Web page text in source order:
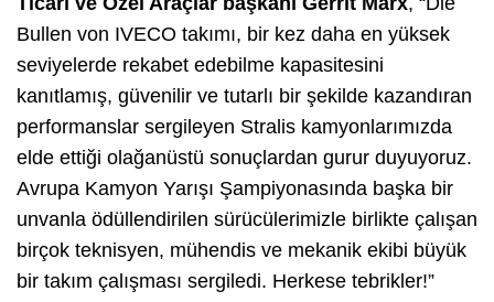
Bullen von IVECO takımı, bir kez daha en yüksek
seviyelerde rekabet edebilme kapasitesini
kanıtlamış, güvenilir ve tutarlı bir şekilde kazandıran
performanslar sergileyen Stralis kamyonlarımızda
elde ettiği olağanüstü sonuçlardan gurur duyuyoruz.
Avrupa Kamyon Yarışı Şampiyonasında başka bir
unvanla ödüllendirilen sürücülerimizle birlikte çalışan
birçok teknisyen, mühendis ve mekanik ekibi büyük
bir takım çalışması sergiledi. Herkese tebrikler!”